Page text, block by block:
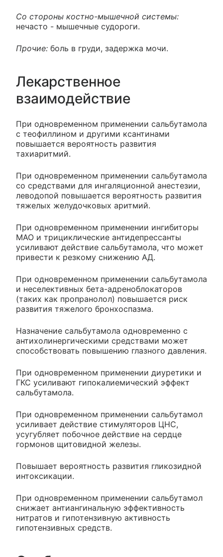
Со стороны костно-мышечной системы:
нечасто - мышечные судороги.
Прочие: боль в груди, задержка мочи.
Лекарственное
взаимодействие
При одновременном применении сальбутамола
с теофиллином и другими ксантинами
повышается вероятность развития
тахиаритмий.
При одновременном применении сальбутамола
со средствами для ингаляционной анестезии,
леводопой повышается вероятность развития
тяжелых желудочковых аритмий.
При одновременном применении ингибиторы
МАО и трициклические антидепрессанты
усиливают действие сальбутамола, что может
привести к резкому снижению АД.
При одновременном применении сальбутамола
и неселективных бета-адреноблокаторов
(таких как пропранолол) повышается риск
развития тяжелого бронхоспазма.
Назначение сальбутамола одновременно с
антихолинергическими средствами может
способствовать повышению глазного давления.
При одновременном применении диуретики и
ГКС усиливают гипокалиемический эффект
сальбутамола.
При одновременном применении сальбутамол
усиливает действие стимуляторов ЦНС,
усугубляет побочное действие на сердце
гормонов щитовидной железы.
Повышает вероятность развития гликозидной
интоксикации.
При одновременном применении сальбутамол
снижает антиангинальную эффективность
нитратов и гипотензивную активность
гипотензивных средств.